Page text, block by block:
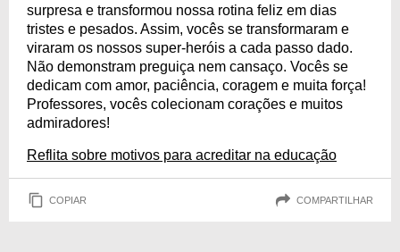
surpresa e transformou nossa rotina feliz em dias
tristes e pesados. Assim, vocês se transformaram e
viraram os nossos super-heróis a cada passo dado.
Não demonstram preguiça nem cansaço. Vocês se
dedicam com amor, paciência, coragem e muita força!
Professores, vocês colecionam corações e muitos
admiradores!
Reflita sobre motivos para acreditar na educação
COPIAR COMPARTILHAR